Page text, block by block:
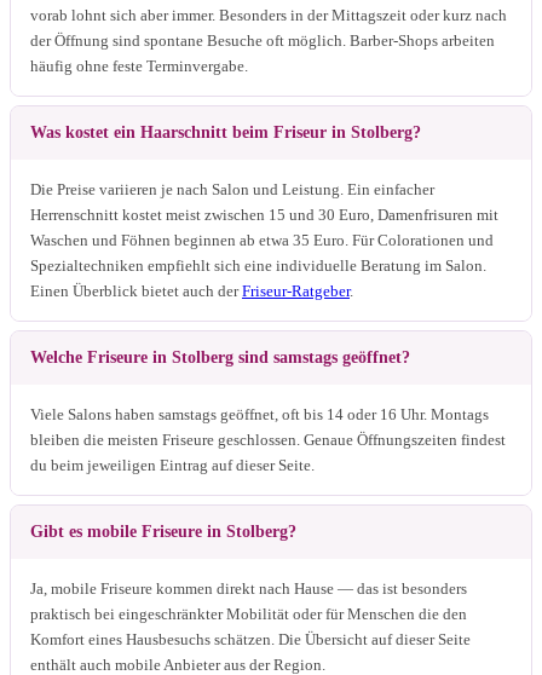
vorab lohnt sich aber immer. Besonders in der Mittagszeit oder kurz nach
der Öffnung sind spontane Besuche oft möglich. Barber-Shops arbeiten
häufig ohne feste Terminvergabe.
Was kostet ein Haarschnitt beim Friseur in Stolberg?
Die Preise variieren je nach Salon und Leistung. Ein einfacher
Herrenschnitt kostet meist zwischen 15 und 30 Euro, Damenfrisuren mit
Waschen und Föhnen beginnen ab etwa 35 Euro. Für Colorationen und
Spezialtechniken empfiehlt sich eine individuelle Beratung im Salon.
Einen Überblick bietet auch derFriseur-Ratgeber.
Welche Friseure in Stolberg sind samstags geöffnet?
Viele Salons haben samstags geöffnet, oft bis 14 oder 16 Uhr. Montags
bleiben die meisten Friseure geschlossen. Genaue Öffnungszeiten findest
du beim jeweiligen Eintrag auf dieser Seite.
Gibt es mobile Friseure in Stolberg?
Ja, mobile Friseure kommen direkt nach Hause — das ist besonders
praktisch bei eingeschränkter Mobilität oder für Menschen die den
Komfort eines Hausbesuchs schätzen. Die Übersicht auf dieser Seite
enthält auch mobile Anbieter aus der Region.